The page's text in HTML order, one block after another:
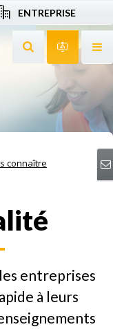
ENTREPRISE
Rechercher sur
connaître
entreprises
à leurs